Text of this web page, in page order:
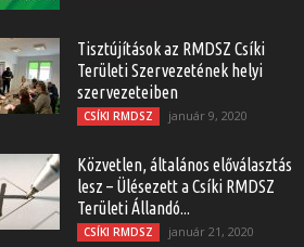
Tisztújítások az RMDSZ Csíki
Területi Szervezetének helyi
szervezeteiben
CSÍKI RMDSZ január 9, 2020
Közvetlen, általános előválasztás
lesz – Ülésezett a Csíki RMDSZ
Területi Állandó...
CSÍKI RMDSZ január 21, 2020